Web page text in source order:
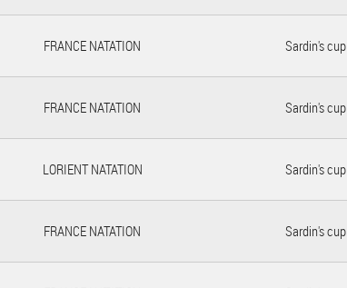
FRANCE NATATION Sardin's cup
FRANCE NATATION Sardin's cup
LORIENT NATATION Sardin's cup
FRANCE NATATION Sardin's cup